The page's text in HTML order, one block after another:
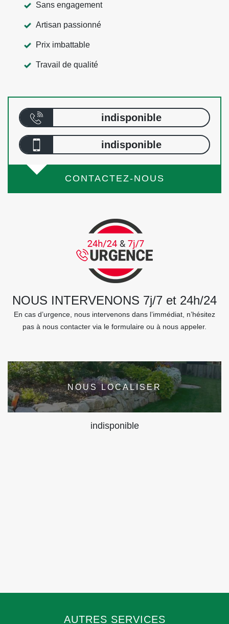
Sans engagement
Artisan passionné
Prix imbattable
Travail de qualité
indisponible
indisponible
CONTACTEZ-NOUS
NOUS INTERVENONS 7j/7 et 24h/24
En cas d’urgence, nous intervenons dans l’immédiat, n’hésitez
pas à nous contacter via le formulaire ou à nous appeler.
NOUS LOCALISER
indisponible
AUTRES SERVICES